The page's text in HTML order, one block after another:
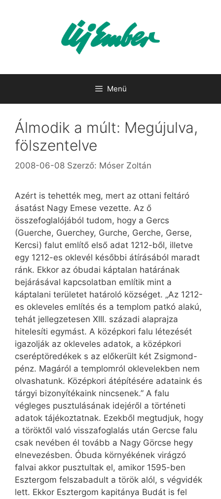
Menü
Álmodik a múlt: Megújulva,
fölszentelve
2008-06-08 Szerző: Móser Zoltán
Azért is tehették meg, mert az ottani feltáró
ásatást Nagy Emese vezette. Az ő
összefoglalójából tudom, hogy a Gercs
(Guerche, Guerchey, Gurche, Gerche, Gerse,
Kercsi) falut említő első adat 1212-ből, illetve
egy 1212-es oklevél későbbi átírásából maradt
ránk. Ekkor az óbudai káptalan határának
bejárásával kapcsolatban említik mint a
káptalani területet határoló községet. „Az 1212-
es okleveles említés és a templom patkó alakú,
tehát jellegzetesen XIII. századi alaprajza
hitelesíti egymást. A középkori falu létezését
igazolják az okleveles adatok, a középkori
cseréptöredékek s az előkerült két Zsigmond-
pénz. Magáról a templomról oklevelekben nem
olvashatunk. Középkori átépítésére adataink és
tárgyi bizonyítékaink nincsenek.” A falu
végleges pusztulásának idejéről a történeti
adatok tájékoztatnak. Ezekből megtudjuk, hogy
a töröktől való visszafoglalás után Gercse falu
csak nevében él tovább a Nagy Görcse hegy
elnevezésben. Óbuda környékének virágzó
falvai akkor pusztultak el, amikor 1595-ben
Esztergom felszabadult a török alól, s végvidék
lett. Ekkor Esztergom kapitánya Budát is fel